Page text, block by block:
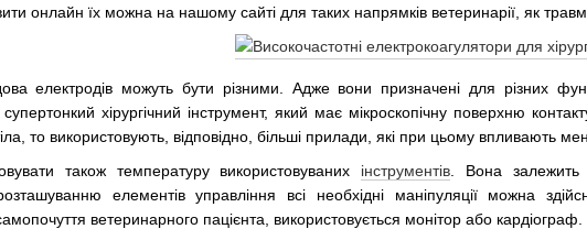
онлайн їх можна на нашому сайті для таких напрямків ветеринарії, як
електродів можуть бути різними. Адже вони призначені для різних
супертонкий хірургічний інструмент, який має мікроскопічну поверхню
то використовують, відповідно, більші прилади, які при цьому впливають
також температуру використовуваних інструментів . Вона
елементів управління всі необхідні маніпуляції можна
ветеринарного пацієнта, використовується монітор або кардіограф.